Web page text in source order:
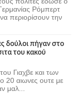
Ρόμπερτ
περιορίσουν την
δούλοι πήγαν στο
του κακού
Γιαχβε και των
αιωνες ουτε με
μαλ...